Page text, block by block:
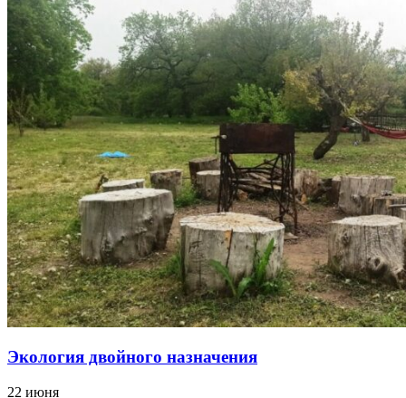
Экология двойного назначения
22 июня